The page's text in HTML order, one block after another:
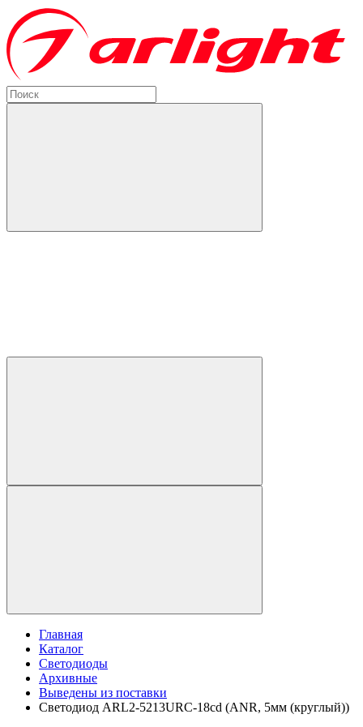
Главная
Каталог
Светодиоды
Архивные
Выведены из поставки
Светодиод ARL2-5213URC-18cd (ANR, 5мм (круглый))